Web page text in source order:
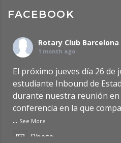
FACEBOOK
Rotary Club
1 month ago
El próximo jueves día 26
estudiante Inbound de
durante nuestra reunión en
conferencia en la que
... See More
Photo